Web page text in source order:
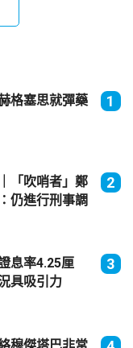
格塞思就彈藥
1
「吹哨者」鄭
仍進行刑事調
2
息率4.25厘
具吸引力
3